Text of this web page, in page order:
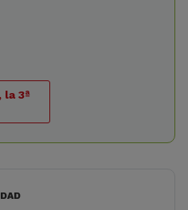
la 3ª